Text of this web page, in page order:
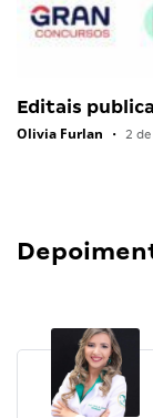
Editais
Olivia Furlan • 2